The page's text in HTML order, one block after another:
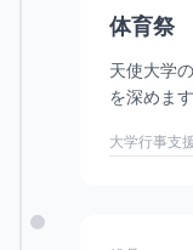
体育祭
天使大学
を深めます
大学行事支